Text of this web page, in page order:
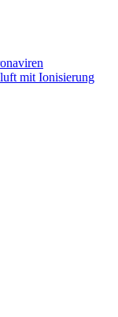
mit Ionisierung